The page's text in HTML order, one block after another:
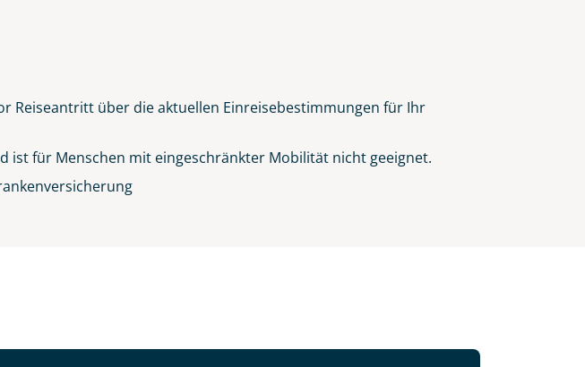
Reiseantritt über die aktuellen Einreisebestimmungen für Ihr
für Menschen mit eingeschränkter Mobilität nicht geeignet.